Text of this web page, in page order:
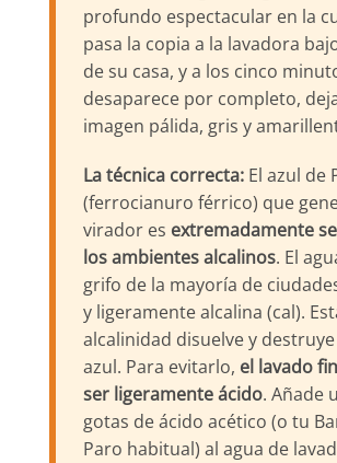
profundo espectacular en la
pasa la copia a la lavadora
de su casa, y a los cinco
desaparece por completo,
imagen pálida, gris y
La técnica correcta: El azul de
(ferrocianuro férrico) que
virador es extremadamente
los ambientes alcalinos. El
grifo de la mayoría de
y ligeramente alcalina (cal).
alcalinidad disuelve y
azul. Para evitarlo, el lavado
ser ligeramente ácido. Añade
gotas de ácido acético (o tu
Paro habitual) al agua de